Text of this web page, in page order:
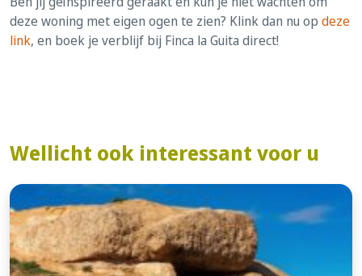
deze woning met eigen ogen te zien? Klink dan nu op deze
link, en boek je verblijf bij Finca la Guita direct!
Wellicht ook interessant voor u